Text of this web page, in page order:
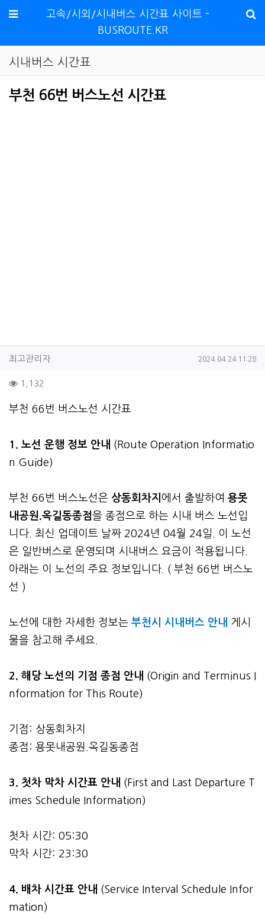
메뉴
고속/시외/시내버스 시간표 사이트 -
BUSROUTE.KR
시내버스 시간표
부천 66번 버스노선 시간표
작성자 정보
최고관리자작성 작성일
2024.04.24 11:28
컨텐츠 정보
1,132
본문
부천 66번 버스노선 시간표
1. 노선 운행 정보 안내 (Route Operation Informatio
n Guide)
부천 66번 버스노선은 상동회차지 에서 출발하여 용못
내공원.옥길동종점을 종점으로 하는 시내 버스 노선입
니다. 최신 업데이트 날짜 2024년 04월 24일. 이 노선
은 일반버스로 운영되며 시내버스 요금이 적용됩니다.
아래는 이 노선의 주요 정보입니다. ( 부천 66번 버스노
선 )
노선에 대한 자세한 정보는 부천시 시내버스 안내 게시
물을 참고해 주세요.
2. 해당 노선의 기점 종점 안내 (Origin and Terminus I
nformation for This Route)
기점: 상동회차지
종점: 용못내공원.옥길동종점
3. 첫차 막차 시간표 안내 (First and Last Departure T
imes Schedule Information)
첫차 시간: 05:30
막차 시간: 23:30
4. 배차 시간표 안내 (Service Interval Schedule Infor
mation)